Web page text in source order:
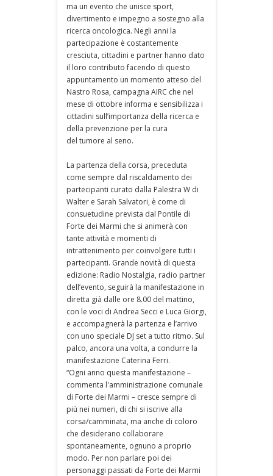
ma un evento che unisce sport,
divertimento e impegno a sostegno alla
ricerca oncologica. Negli anni la
partecipazione è costantemente
cresciuta, cittadini e partner hanno dato
il loro contributo facendo di questo
appuntamento un momento atteso del
Nastro Rosa, campagna AIRC che nel
mese di ottobre informa e sensibilizza i
cittadini sull’importanza della ricerca e
della prevenzione per la cura
del tumore al seno.
La partenza della corsa, preceduta
come sempre dal riscaldamento dei
partecipanti curato dalla Palestra W di
Walter e Sarah Salvatori, è come di
consuetudine prevista dal Pontile di
Forte dei Marmi che si animerà con
tante attività e momenti di
intrattenimento per coinvolgere tutti i
partecipanti. Grande novità di questa
edizione: Radio Nostalgia, radio partner
dell’evento, seguirà la manifestazione in
diretta già dalle ore 8.00 del mattino,
con le voci di Andrea Secci e Luca Giorgi,
e accompagnerà la partenza e l’arrivo
con uno speciale DJ set a tutto ritmo. Sul
palco, ancora una volta, a condurre la
manifestazione Caterina Ferri.
“Ogni anno questa manifestazione –
commenta l'amministrazione comunale
di Forte dei Marmi – cresce sempre di
più nei numeri, di chi si iscrive alla
corsa/camminata, ma anche di coloro
che desiderano collaborare
spontaneamente, ognuno a proprio
modo. Per non parlare poi dei
personaggi passati da Forte dei Marmi